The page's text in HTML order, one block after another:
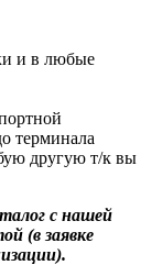
и в любые
терминала
другую т/к вы
с нашей
(в заявке